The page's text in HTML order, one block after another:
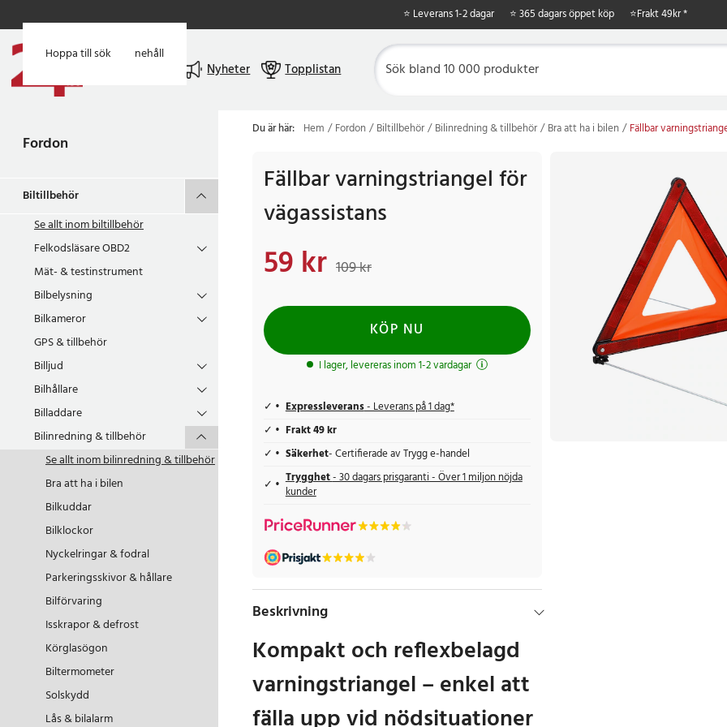
Hoppa till huvudinnehåll
Hoppa till sök
⭐ Leverans 1-2 dagar ⭐ 365 dagars öppet köp ⭐Frakt 49kr *
Nyheter Topplistan
Fordon
Biltillbehör
Se allt inombiltillbehör
Felkodsläsare OBD2
Mät- & testinstrument
Bilbelysning
Bilkameror
GPS & tillbehör
Billjud
Bilhållare
Billaddare
Bilinredning & tillbehör
Se allt inombilinredning & tillbehör
Bra att ha i bilen
Bilkuddar
Bilklockor
Nyckelringar & fodral
Parkeringsskivor & hållare
Bilförvaring
Isskrapor & defrost
Körglasögon
Biltermometer
Solskydd
Lås & bilalarm
Du är här: Hem Fordon Biltillbehör Bilinredning & tillbehör Bra att ha i bilen Fällbar
Fällbar varningstriangel för
vägassistans
Nuvarande pris
59 kr 109 kr
KÖP NU
I lager, levereras inom 1-2 vardagar
Expressleverans- Leverans på 1 dag*
Frakt 49 kr
Säkerhet- Certifierade av Trygg e-handel
Trygghet- 30 dagars prisgaranti - Över 1 miljon nöjda
kunder
Beskrivning
Kompakt och reflexbelagd
varningstriangel – enkel att
fälla upp vid nödsituationer